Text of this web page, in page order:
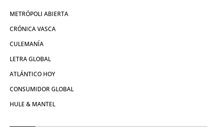
METRÓPOLI ABIERTA
CRÓNICA VASCA
CULEMANÍA
LETRA GLOBAL
ATLÁNTICO HOY
CONSUMIDOR GLOBAL
HULE & MANTEL